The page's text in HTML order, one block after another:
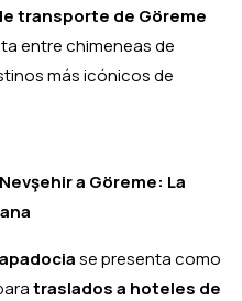
transporte de Göreme
entre chimeneas de
más icónicos de
a Göreme: La
se presenta como
traslados a hoteles de